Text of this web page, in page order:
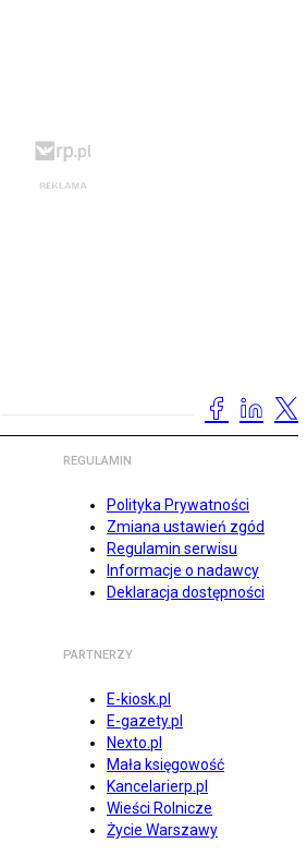
REGULAMIN
Polityka Prywatności
Zmiana ustawień zgód
Regulamin serwisu
Informacje o nadawcy
Deklaracja dostępności
PARTNERZY
E-kiosk.pl
E-gazety.pl
Nexto.pl
Mała księgowość
Kancelarierp.pl
Wieści Rolnicze
Życie Warszawy